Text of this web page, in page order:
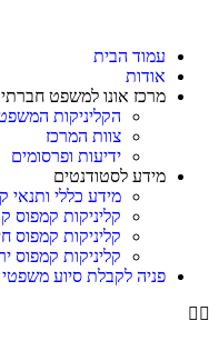
עמוד הבית
אודות
מרכז אונו למשפט חברתי
הקליניקות
צוות המרכז
ידיעות ופרסומים
מידע לסטודנטים
מידע כללי ותנאי
קליניקות קמפוס
קליניקות קמפוס
קליניקות קמפוס
פניה לקבלת סיוע